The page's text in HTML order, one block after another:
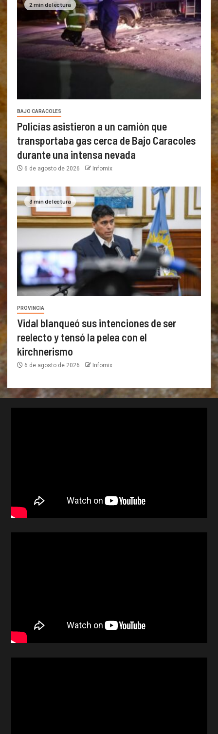
2 min de lectura
BAJO CARACOLES
Policías asistieron a un camión que
transportaba gas cerca de Bajo Caracoles
durante una intensa nevada
6 de agosto de 2026 Infomix
3 min de lectura
PROVINCIA
Vidal blanqueó sus intenciones de ser
reelecto y tensó la pelea con el
kirchnerismo
6 de agosto de 2026 Infomix